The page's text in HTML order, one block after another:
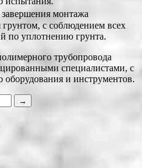
монтажа
грунтом, с соблюдением всех
по уплотнению грунта.
трубопровода
специалистами, с
оборудования и инструментов.